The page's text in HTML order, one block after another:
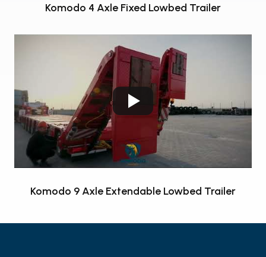
Komodo 4 Axle Fixed Lowbed Trailer
Komodo 9 Axle Extendable Lowbed Trailer